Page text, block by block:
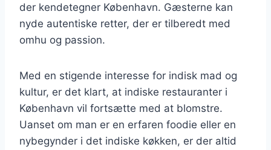
der kendetegner København. Gæsterne kan
nyde autentiske retter, der er tilberedt med
omhu og passion.
Med en stigende interesse for indisk mad og
kultur, er det klart, at indiske restauranter i
København vil fortsætte med at blomstre.
Uanset om man er en erfaren foodie eller en
nybegynder i det indiske køkken, er der altid